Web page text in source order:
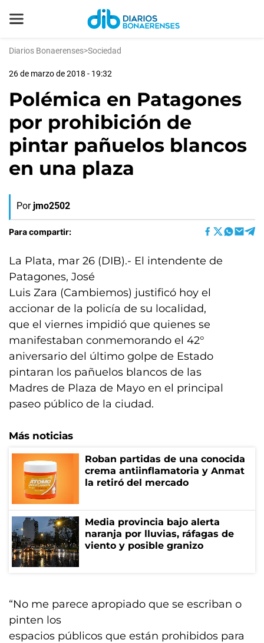
Diarios Bonaerenses>Sociedad
26 de marzo de 2018 - 19:32
Polémica en Patagones
por prohibición de
pintar pañuelos blancos
en una plaza
Por jmo2502
Para compartir:
La Plata, mar 26 (DIB).- El intendente de
Patagones, José
Luis Zara (Cambiemos) justificó hoy el
accionar de la policía de su localidad,
que el viernes impidió que quienes se
manifestaban conmemorando el 42°
aniversario del último golpe de Estado
pintaran los pañuelos blancos de las
Madres de Plaza de Mayo en el principal
paseo público de la ciudad.
Más noticias
Roban partidas de una conocida
crema antiinflamatoria y Anmat
la retiró del mercado
Media provincia bajo alerta
naranja por lluvias, ráfagas de
viento y posible granizo
“No me parece apropiado que se escriban o
pinten los
espacios públicos que están prohibidos para